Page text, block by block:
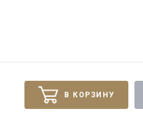
В КОРЗИНУ